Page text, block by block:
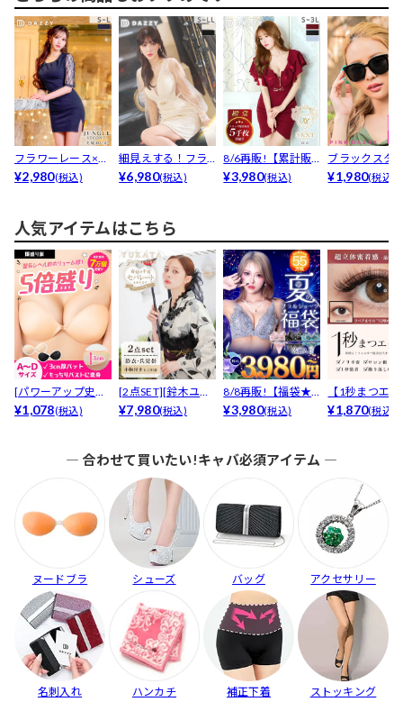
フラワーレース×ス
リット美脚魅せで
¥2,980(税込)
細見えする！フラ
ワーレースドッキ
¥6,980(税込)
8/6再販!【累計販
売5000枚突破】...
¥3,980(税込)
ブラックスタ
サングラス
¥1,980(税込)
人気アイテムはこちら
[パワーアップ史上
最強5倍盛りアップ
¥1,078(税込)
[2点SET][鈴木ユリ
ア(baby)...
¥7,980(税込)
8/8再販!【福袋★
ブラセット3点
¥3,980(税込)
【1秒まつエ
リュームタイ
¥1,870(税込)
― 合わせて買いたい!キャバ必須アイテム ―
ヌードブラ シューズ バッグ アクセサリー
名刺入れ ハンカチ 補正下着 ストッキング